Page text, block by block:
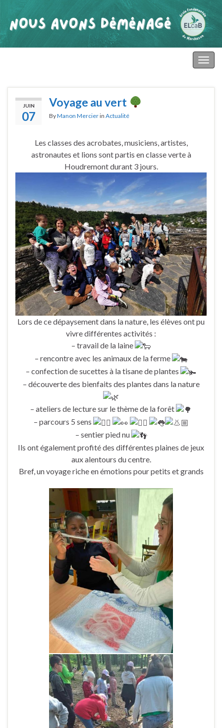
JUIN
07
Voyage au vert
ByManon Mercierin Actualité
Les classes des acrobates, musiciens, artistes,
astronautes et lions sont partis en classe verte à
Houdremont durant 3 jours.
Lors de ce dépaysement dans la nature, les élèves ont pu
vivre différentes activités :
– travail de la laine
– rencontre avec les animaux de la ferme
– confection de sucettes à la tisane de plantes
– découverte des bienfaits des plantes dans la nature
– ateliers de lecture sur le thème de la forêt
– parcours 5 sens
– sentier pied nu
Ils ont également profité des différentes plaines de jeux
aux alentours du centre.
Bref, un voyage riche en émotions pour petits et grands